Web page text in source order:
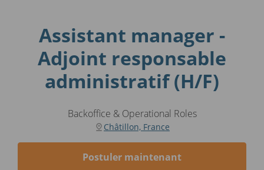
Assistant manager -
Adjoint responsable
administratif (H/F)
Backoffice & Operational Roles
Châtillon, France
Postuler maintenant